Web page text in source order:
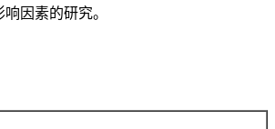
因素的研究。